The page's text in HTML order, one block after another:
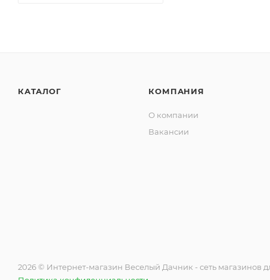
КАТАЛОГ КОМПАНИЯ
О компании
Вакансии
2026 © Интернет-магазин Веселый Дачник - сеть магазинов